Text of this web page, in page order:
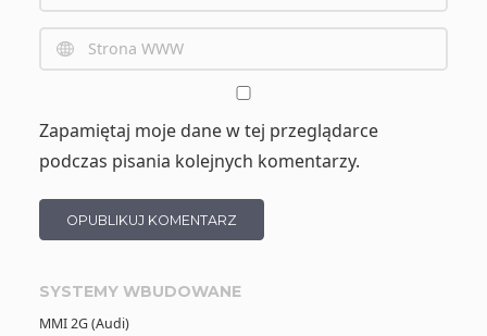
Zapamiętaj moje dane w tej przeglądarce
podczas pisania kolejnych komentarzy.
SYSTEMY WBUDOWANE
MMI 2G (Audi)